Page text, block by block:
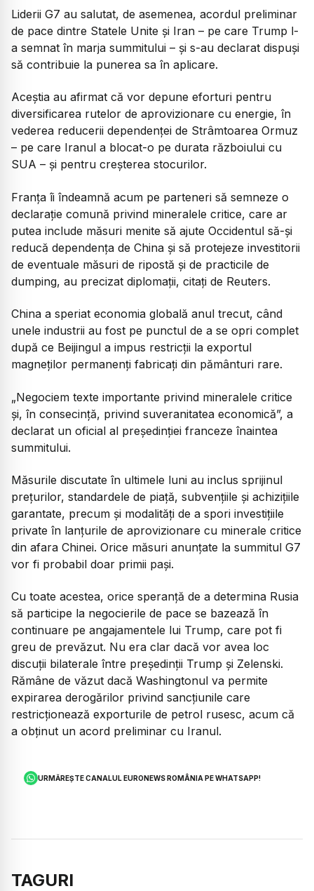
Liderii G7 au salutat, de asemenea, acordul preliminar
de pace dintre Statele Unite și Iran – pe care Trump l-
a semnat în marja summitului – și s-au declarat dispuși
să contribuie la punerea sa în aplicare.
Aceștia au afirmat că vor depune eforturi pentru
diversificarea rutelor de aprovizionare cu energie, în
vederea reducerii dependenței de Strâmtoarea Ormuz
– pe care Iranul a blocat-o pe durata războiului cu
SUA – și pentru creșterea stocurilor.
Franța îi îndeamnă acum pe parteneri să semneze o
declarație comună privind mineralele critice, care ar
putea include măsuri menite să ajute Occidentul să-și
reducă dependența de China și să protejeze investitorii
de eventuale măsuri de ripostă și de practicile de
dumping, au precizat diplomații, citați de Reuters.
China a speriat economia globală anul trecut, când
unele industrii au fost pe punctul de a se opri complet
după ce Beijingul a impus restricții la exportul
magneților permanenți fabricați din pământuri rare.
„Negociem texte importante privind mineralele critice
și, în consecință, privind suveranitatea economică”, a
declarat un oficial al președinției franceze înaintea
summitului.
Măsurile discutate în ultimele luni au inclus sprijinul
prețurilor, standardele de piață, subvențiile și achizițiile
garantate, precum și modalități de a spori investițiile
private în lanțurile de aprovizionare cu minerale critice
din afara Chinei. Orice măsuri anunțate la summitul G7
vor fi probabil doar primii pași.
Cu toate acestea, orice speranță de a determina Rusia
să participe la negocierile de pace se bazează în
continuare pe angajamentele lui Trump, care pot fi
greu de prevăzut. Nu era clar dacă vor avea loc
discuții bilaterale între președinții Trump și Zelenski.
Rămâne de văzut dacă Washingtonul va permite
expirarea derogărilor privind sancțiunile care
restricționează exporturile de petrol rusesc, acum că
a obținut un acord preliminar cu Iranul.
URMĂREȘTE CANALUL EURONEWS ROMÂNIA PE WHATSAPP!
TAGURI